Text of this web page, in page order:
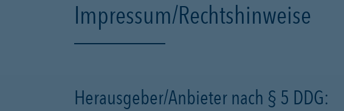
Impressum/Rechtshinweise
Herausgeber/Anbieter nach § 5 DDG: